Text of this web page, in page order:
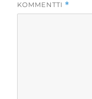
KOMMENTTI *